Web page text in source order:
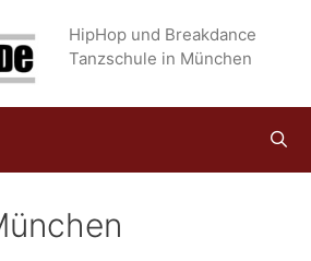
HipHop und Breakdance
Tanzschule in München